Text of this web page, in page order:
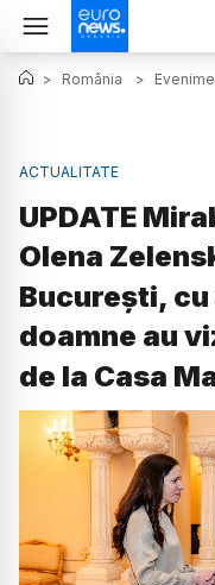
> România >
ACTUALITATE
UPDATE
Olena
București,
doamne au
de la Casa